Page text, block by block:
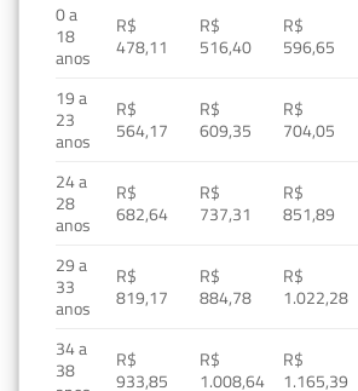
0 a
18
anos
R$
478,11
R$
516,40
R$
596,65
19 a
23
anos
R$
564,17
R$
609,35
R$
704,05
24 a
28
anos
R$
682,64
R$
737,31
R$
851,89
29 a
33
anos
R$
819,17
R$
884,78
R$
1.022,28
34 a
38
R$
933,85
R$
1.008,64
R$
1.165,39